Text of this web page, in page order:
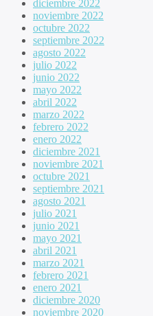
diciembre 2022
noviembre 2022
octubre 2022
septiembre 2022
agosto 2022
julio 2022
junio 2022
mayo 2022
abril 2022
marzo 2022
febrero 2022
enero 2022
diciembre 2021
noviembre 2021
octubre 2021
septiembre 2021
agosto 2021
julio 2021
junio 2021
mayo 2021
abril 2021
marzo 2021
febrero 2021
enero 2021
diciembre 2020
noviembre 2020